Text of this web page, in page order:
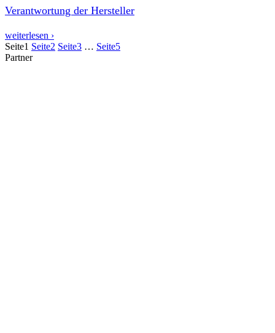
Verantwortung der Hersteller
weiterlesen ›
Seite1 Seite2 Seite3 … Seite5
Partner